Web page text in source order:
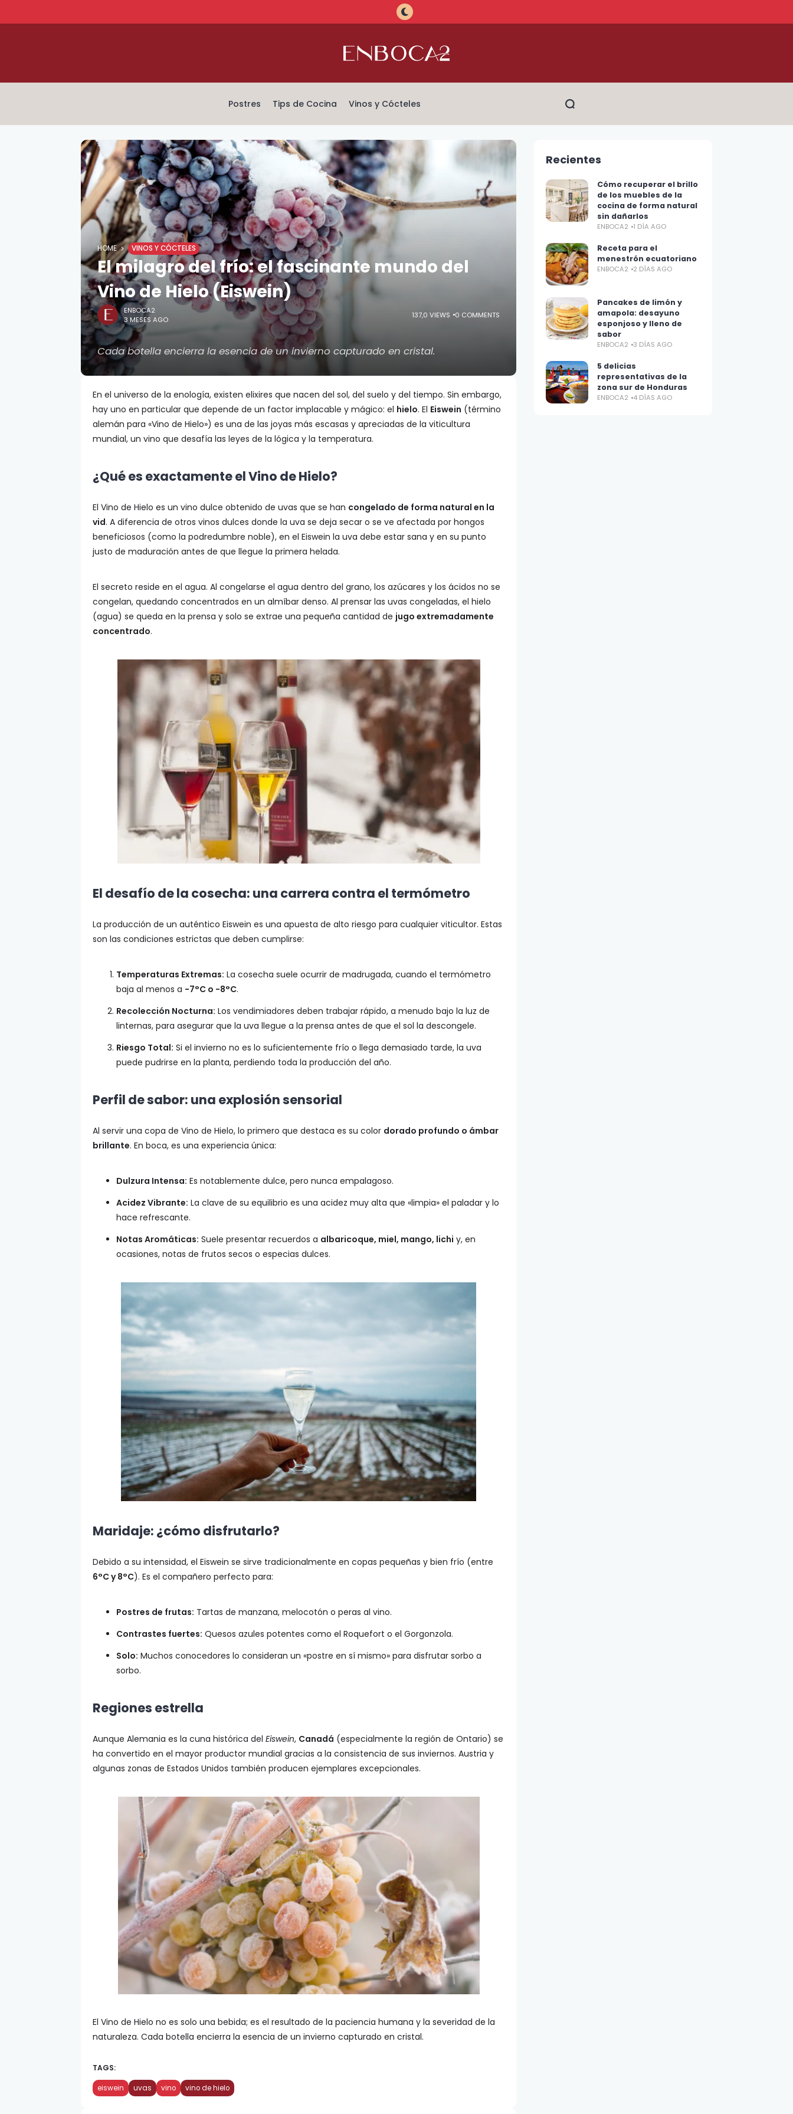
Postres Tips de Cocina Vinos y Cócteles
HOME VINOS Y CÓCTELES
El milagro del frío: el fascinante mundo del
Vino de Hielo (Eiswein)
ENBOCA2
3 MESES AGO
137,0 VIEWS 0 COMMENTS
Cada botella encierra la esencia de un invierno capturado en cristal.
En el universo de la enología, existen elixires que nacen del sol, del suelo y del tiempo. Sin embargo,
hay uno en particular que depende de un factor implacable y mágico: el hielo. El Eiswein (término
alemán para «Vino de Hielo») es una de las joyas más escasas y apreciadas de la viticultura
mundial, un vino que desafía las leyes de la lógica y la temperatura.
¿Qué es exactamente el Vino de Hielo?
El Vino de Hielo es un vino dulce obtenido de uvas que se han congelado de forma natural en la
vid. A diferencia de otros vinos dulces donde la uva se deja secar o se ve afectada por hongos
beneficiosos (como la podredumbre noble), en el Eiswein la uva debe estar sana y en su punto
justo de maduración antes de que llegue la primera helada.
El secreto reside en el agua. Al congelarse el agua dentro del grano, los azúcares y los ácidos no se
congelan, quedando concentrados en un almíbar denso. Al prensar las uvas congeladas, el hielo
(agua) se queda en la prensa y solo se extrae una pequeña cantidad de jugo extremadamente
concentrado.
El desafío de la cosecha: una carrera contra el termómetro
La producción de un auténtico Eiswein es una apuesta de alto riesgo para cualquier viticultor. Estas
son las condiciones estrictas que deben cumplirse:
Temperaturas Extremas: La cosecha suele ocurrir de madrugada, cuando el termómetro
baja al menos a -7°C o -8°C.
Recolección Nocturna: Los vendimiadores deben trabajar rápido, a menudo bajo la luz de
linternas, para asegurar que la uva llegue a la prensa antes de que el sol la descongele.
Riesgo Total: Si el invierno no es lo suficientemente frío o llega demasiado tarde, la uva
puede pudrirse en la planta, perdiendo toda la producción del año.
Perfil de sabor: una explosión sensorial
Al servir una copa de Vino de Hielo, lo primero que destaca es su color dorado profundo o ámbar
brillante. En boca, es una experiencia única:
Dulzura Intensa: Es notablemente dulce, pero nunca empalagoso.
Acidez Vibrante: La clave de su equilibrio es una acidez muy alta que «limpia» el paladar y lo
hace refrescante.
Notas Aromáticas: Suele presentar recuerdos a albaricoque, miel, mango, lichi y, en
ocasiones, notas de frutos secos o especias dulces.
Maridaje: ¿cómo disfrutarlo?
Debido a su intensidad, el Eiswein se sirve tradicionalmente en copas pequeñas y bien frío (entre
6°C y 8°C). Es el compañero perfecto para:
Postres de frutas: Tartas de manzana, melocotón o peras al vino.
Contrastes fuertes: Quesos azules potentes como el Roquefort o el Gorgonzola.
Solo: Muchos conocedores lo consideran un «postre en sí mismo» para disfrutar sorbo a
sorbo.
Regiones estrella
Aunque Alemania es la cuna histórica del Eiswein, Canadá (especialmente la región de Ontario) se
ha convertido en el mayor productor mundial gracias a la consistencia de sus inviernos. Austria y
algunas zonas de Estados Unidos también producen ejemplares excepcionales.
El Vino de Hielo no es solo una bebida; es el resultado de la paciencia humana y la severidad de la
naturaleza. Cada botella encierra la esencia de un invierno capturado en cristal.
TAGS:
eiswein uvas vino vino de hielo
Recientes
Cómo recuperar el brillo
de los muebles de la
cocina de forma natural
sin dañarlos
ENBOCA2 1 DÍA AGO
Receta para el
menestrón ecuatoriano
ENBOCA2 2 DÍAS AGO
Pancakes de limón y
amapola: desayuno
esponjoso y lleno de
sabor
ENBOCA2 3 DÍAS AGO
5 delicias
representativas de la
zona sur de Honduras
ENBOCA2 4 DÍAS AGO